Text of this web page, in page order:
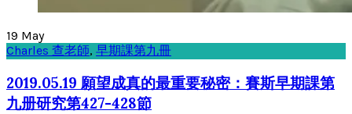
19 May
Charles 查老師, 早期課第九冊
2019.05.19 願望成真的最重要秘密：賽斯早期課第
九册研究第427-428節